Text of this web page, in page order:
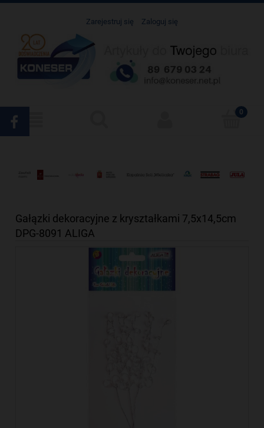
Zarejestruj się Zaloguj się
Gałązki dekoracyjne z kryształkami 7,5x14,5cm
DPG-8091 ALIGA